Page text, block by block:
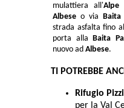
mulattiera all'Alpe
Albese o via
strada asfalta fino
porta alla
Baita
nuovo ad Albese.
TI POTREBBE
Rifugio
per la Val